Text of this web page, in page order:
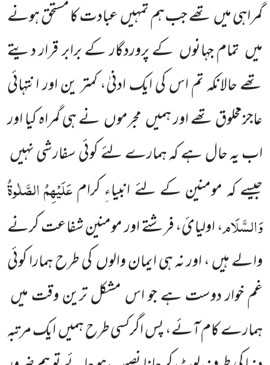
گمراہی میںتھے جب ہم تمہیںعبادت کا مستحق ہونے
میں تمام جہانوں کے پروردگارکے برابر قرار دیتے
تھے حالانکہ تم اس کی ایک ادنیٰ، کمتر ین اور انتہائی
عاجزمخلوق تھے اور ہمیںمجرموںنے ہی گمراہ کیا اور
اب یہ حال ہے کہ ہمارے لئے کوئی سفارشی نہیں
جیسے کہ مومنین کے لئے انبیاءِ کرامعَلَیْہِمُالصَّلٰوۃُ
وَالسَّلَام، اولیائ، فرشتے اور مومنین شفاعت کرنے
والے ہیں ، اور نہ ہی ایمان والوںکی طرح ہمارا کوئی
غم خوار دوست ہے جو اس مشکل ترین وقت میں
ہمارے کام آئے، پس اگرکسی طرح ہمیںایک مرتبہ